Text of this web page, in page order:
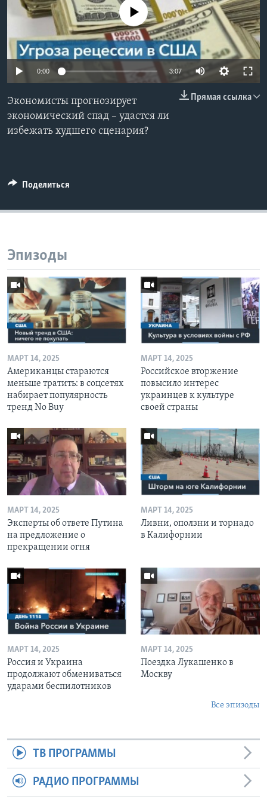
Learning English
СОЦИАЛЬНЫЕ СЕТИ
No media source currently available
0:00 3:07
Прямая ссылка
Экономисты прогнозирует
экономический спад – удастся ли
избежать худшего сценария?
Поделиться
Эпизоды
МАРТ 14, 2025
Американцы стараются
меньше тратить: в соцсетях
набирает популярность
тренд No Buy
МАРТ 14, 2025
Российское вторжение
повысило интерес
украинцев к культуре
своей страны
МАРТ 14, 2025
Эксперты об ответе Путина
на предложение о
прекращении огня
МАРТ 14, 2025
Ливни, оползни и торнадо
в Калифорнии
МАРТ 14, 2025
Россия и Украина
продолжают обмениваться
ударами беспилотников
МАРТ 14, 2025
Поездка Лукашенко в
Москву
Все эпизоды
ТВ ПРОГРАММЫ
РАДИО ПРОГРАММЫ